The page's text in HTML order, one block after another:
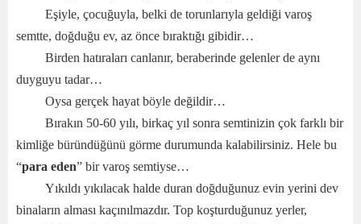
Eşiyle, çocuğuyla, belki de torunlarıyla geldiği varoş
semtte, doğduğu ev, az önce bıraktığı gibidir…
Birden hatıraları canlanır, beraberinde gelenler de aynı
duyguyu tadar…
Oysa gerçek hayat böyle değildir…
Bırakın 50-60 yılı, birkaç yıl sonra semtinizin çok farklı bir
kimliğe büründüğünü görme durumunda kalabilirsiniz. Hele bu
“para eden” bir varoş semtiyse…
Yıkıldı yıkılacak halde duran doğduğunuz evin yerini dev
binaların alması kaçınılmazdır. Top koşturduğunuz yerler,